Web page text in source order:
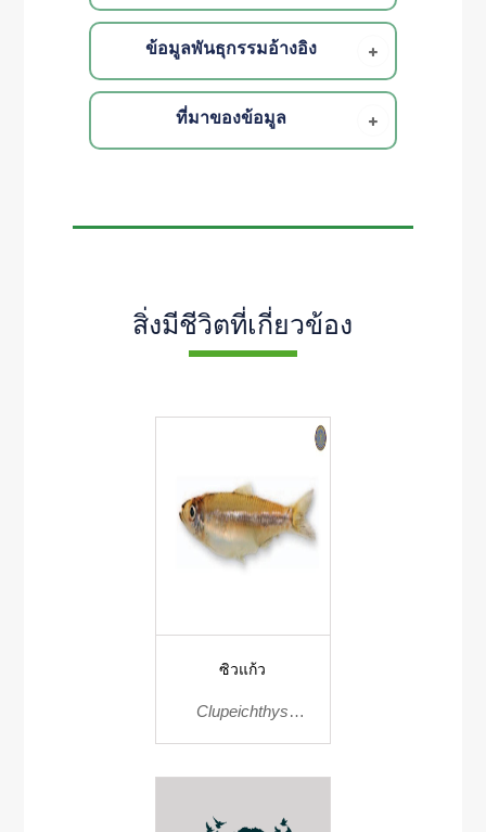
ข้อมูลพันธุกรรมอ้างอิง
ที่มาของข้อมูล
สิ่งมีชีวิตที่เกี่ยวข้อง
ซิวแก้ว
Clupeichthys